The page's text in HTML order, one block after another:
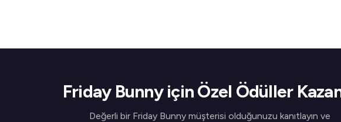
Friday Bunny için Özel Ödüller
Değerli bir Friday Bunny müşterisi olduğunuzu kanıtlayın ve